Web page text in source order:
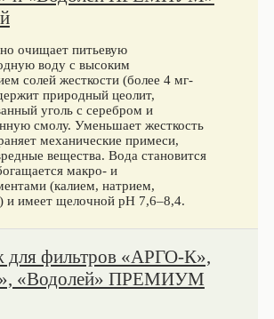
очищает питьевую
воду с высоким
солей жесткости (более 4 мг-
природный цеолит,
уголь с серебром и
смолу. Уменьшает жесткость
механические примеси,
вещества. Вода становится
макро- и
(калием, натрием,
и имеет щелочной pH 7,6–8,4.
для фильтров «АРГО-К»,
«Водолей» ПРЕМИУМ